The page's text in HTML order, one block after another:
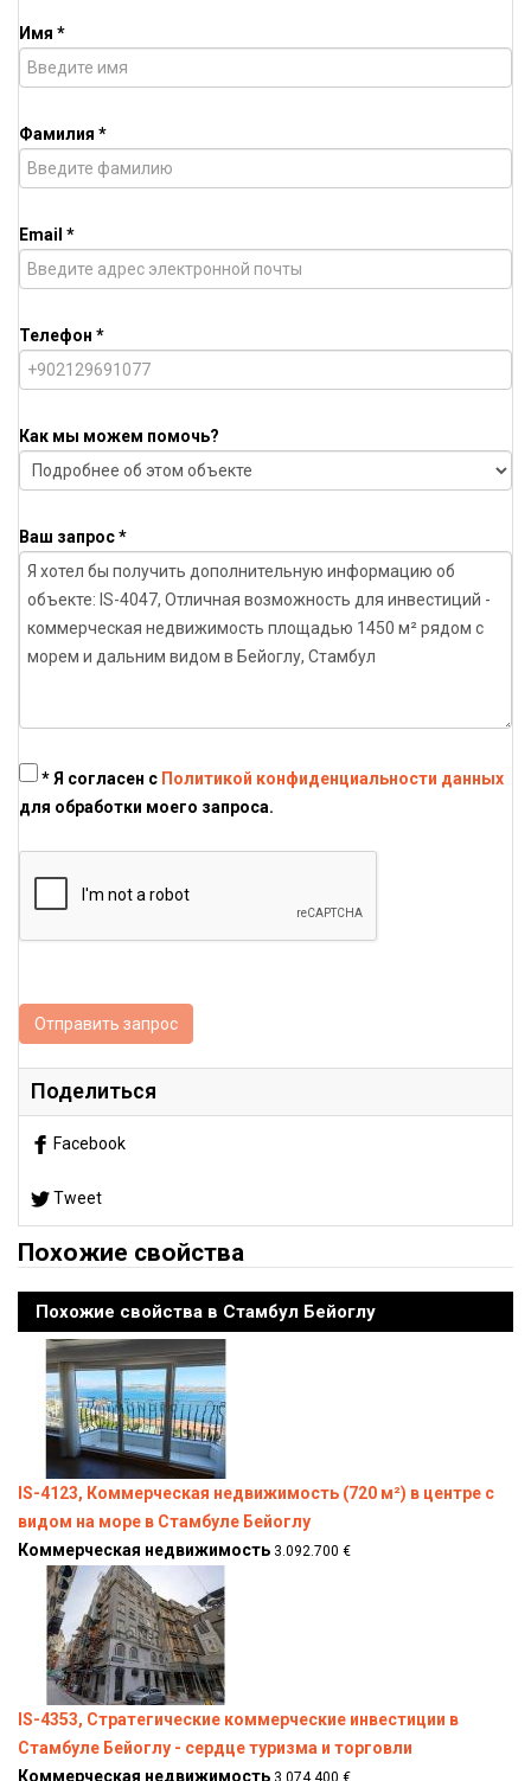
Имя *
Фамилия *
Email *
Телефон *
Как мы можем помочь?
Ваш запрос *
* Я согласен с Политикой конфиденциальности данных
для обработки моего запроса.
Отправить запрос
Поделиться
Facebook
Tweet
Похожие свойства
Похожие свойства в Стамбул Бейоглу
IS-4123, Коммерческая недвижимость (720 м²) в центре с
видом на море в Стамбуле Бейоглу
Коммерческая недвижимость 3.092.700 €
IS-4353, Стратегические коммерческие инвестиции в
Стамбуле Бейоглу - сердце туризма и торговли
Коммерческая недвижимость 3.074.400 €